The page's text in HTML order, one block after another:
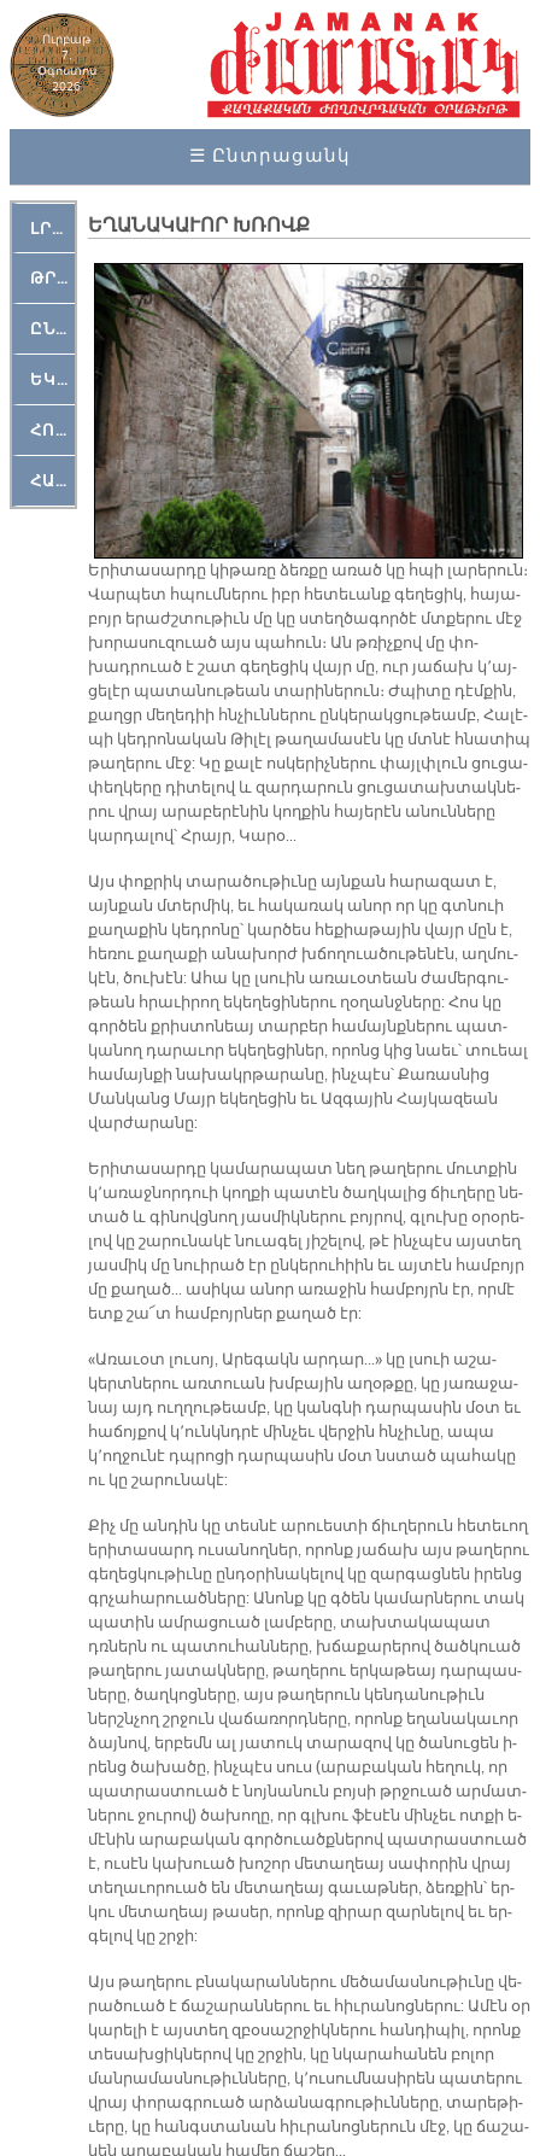
Ուրբաթ
7,
Օգոստոս
2026
☰ Ընտրացանկ
ԼՐԱՀՈՍ
ԹՐՔԱՀԱՅ ԿԵԱՆՔ
ԸՆԿԵՐԱՄՇԱԿՈՒԹԱՅԻՆ
ԵԿԵՂԵՑԱԿԱՆ
ՀՈԳԵՄՏԱՒՈՐ
ՀԱՐԹԱԿ
ԵՂԱՆԱԿԱՒՈՐ ԽՌՈՎՔ
Ե­րի­տա­սար­դը կի­թա­ռը ձեռ­քը ա­ռած կը հպի լա­րե­րուն։
Վար­պետ հպում­նե­րու իբր հե­տե­ւանք գե­ղե­ցիկ, հա­յա­
բոյր ե­րաժշ­տու­թիւն մը կը ստեղ­ծա­գոր­ծէ մտքե­րու մէջ
խո­րա­սու­զուած այս պա­հուն։ Ան թռիչ­քով մը փո­
խադրուած է շատ գե­ղե­ցիկ վայր մը, ուր յա­ճախ կ՚այ­
ցե­լէր պա­տա­նու­թեան տա­րի­նե­րուն։ Ժպի­տը դէմ­քին,
քաղցր մե­ղե­դիի հնչիւն­նե­րու ըն­կե­րակ­ցու­թեամբ, Հա­լէ­
պի կեդ­րո­նա­կան Թի­լէլ թա­ղա­մա­սէն կը մտնէ հնա­տիպ
թա­ղե­րու մէջ: Կը քա­լէ ոս­կե­րիչ­նե­րու փայլփ­լուն ցու­ցա­
փեղ­կե­րը դի­տե­լով և զար­դա­րուն ցու­ցա­տախ­տակ­նե­
րու վրայ ա­րա­բե­րէ­նին կող­քին հա­յե­րէն ա­նուն­նե­րը
կար­դա­լով՝ Հրայր, Կա­րօ...
Այս փոք­րիկ տա­րա­ծու­թիւ­նը այն­քան հա­րա­զատ է,
այն­քան մտեր­միկ, եւ հա­կա­ռակ ա­նոր որ կը գտնուի
քա­ղա­քին կեդ­րո­նը՝ կար­ծես հե­քիա­թա­յին վայր մըն է,
հե­ռու քա­ղա­քի ա­նա­խորժ խճո­ղուա­ծու­թե­նէն, աղ­մու­
կէն, ծու­խէն: Ա­հա կը լսուին ա­ռա­ւօ­տեան ժա­մեր­գու­
թեան հրա­ւի­րող ե­կե­ղե­ցի­նե­րու ղօ­ղանջ­նե­րը: Հոս կը
գոր­ծեն քրիս­տո­նեայ տար­բեր հա­մայնք­նե­րու պատ­
կա­նող դա­րա­ւոր ե­կե­ղե­ցի­ներ, ո­րոնց կից նաեւ՝ տուեալ
հա­մայն­քի նա­խակր­թա­րա­նը, ինչ­պէս՝ Քա­ռաս­նից
Ման­կանց Մայր ե­կե­ղե­ցին եւ Ազ­գա­յին Հայ­կա­զեան
վար­ժա­րա­նը:
Ե­րի­տա­սար­դը կա­մա­րա­պատ նեղ թա­ղե­րու մուտ­քին
կ՚ա­ռաջ­նոր­դուի կող­քի պա­տէն ծաղ­կա­լից ճիւ­ղե­րը նե­
տած և գի­նովց­նող յաս­միկ­նե­րու բոյ­րով, գլու­խը օ­րօ­րե­
լով կը շա­րու­նա­կէ նուա­գել յի­շե­լով, թէ ինչ­պէս այս­տեղ
յաս­միկ մը նուի­րած էր ըն­կե­րու­հիին եւ այ­տէն համ­բոյր
մը քա­ղած... ա­սի­կա ա­նոր ա­ռա­ջին համ­բոյրն էր, որ­մէ
ետք շա՜տ համ­բոյր­ներ քա­ղած էր:
«Ա­ռա­ւօտ լու­սոյ, Ա­րե­գակն ար­դար...» կը լսուի ա­շա­
կերտ­նե­րու առ­տուան խմբա­յին ա­ղօթ­քը, կը յա­ռա­ջա­
նայ այդ ուղ­ղու­թեամբ, կը կանգ­նի դար­պա­սին մօտ եւ
հա­ճոյ­քով կ՚ունկնդ­րէ մինչեւ վեր­ջին հնչիւ­նը, ա­պա
կ՚ող­ջու­նէ դպրո­ցի դար­պա­սին մօտ նստած պա­հա­կը
ու կը շա­րու­նա­կէ:
Քիչ մը ան­դին կը տես­նէ ա­րուես­տի ճիւ­ղե­րուն հետ­եւող
ե­րի­տա­սարդ ու­սա­նող­ներ, ո­րոնք յա­ճախ այս թա­ղե­րու
գե­ղեց­կու­թիւ­նը ըն­դօ­րի­նա­կե­լով կը զար­գաց­նեն ի­րենց
գրչա­հա­րուած­նե­րը: Ա­նոնք կը գծեն կա­մար­նե­րու տակ
պա­տին ամ­րա­ցուած լամ­բե­րը, տախ­տա­կա­պատ
դռներն ու պա­տու­հան­նե­րը, խճա­քա­րե­րով ծած­կուած
թա­ղե­րու յա­տակ­նե­րը, թա­ղե­րու եր­կա­թեայ դար­պաս­
նե­րը, ծաղ­կոց­նե­րը, այս թա­ղե­րուն կեն­դա­նու­թիւն
ներշն­չող շրջուն վա­ճա­ռորդ­նե­րը, ո­րոնք ե­ղա­նա­կա­ւոր
ձայ­նով, եր­բեմն ալ յա­տուկ տա­րա­զով կը ծա­նու­ցեն ի­
րենց ծա­խա­ծը, ինչ­պէս սուս (ա­րա­բա­կան հե­ղուկ, որ
պատ­րաս­տուած է նոյ­նա­նուն բոյ­սի թրջուած ար­մատ­
նե­րու ջու­րով) ծա­խո­ղը, որ գլխու ֆէ­սէն մինչեւ ոտ­քի ե­
մէ­նին ա­րա­բա­կան գործուածք­նե­րով պատ­րաս­տուած
է, ու­սէն կա­խուած խո­շոր մե­տա­ղեայ սա­փո­րին վրայ
տե­ղա­ւո­րուած են մե­տա­ղեայ գա­ւաթ­ներ, ձեռ­քին՝ եր­
կու մե­տա­ղեայ թա­սեր, ո­րոնք զի­րար զար­նե­լով եւ եր­
գե­լով կը շրջի:
Այս թա­ղե­րու բնա­կա­րան­նե­րու մե­ծա­մաս­նու­թիւ­նը վե­
րա­ծուած է ճա­շա­րան­նե­րու եւ հիւ­րա­նոց­նե­րու: Ա­մէն օր
կա­րե­լի է այս­տեղ զբօ­սաշր­ջիկ­նե­րու հան­դի­պիլ, ո­րոնք
տե­սախ­ցիկ­նե­րով կը շրջին, կը նկա­րա­հա­նեն բո­լոր
ման­րա­մաս­նու­թիւն­նե­րը, կ՚ու­սում­նա­սի­րեն պա­տե­րու
վրայ փո­րագրուած ար­ձա­նագ­րու­թիւն­նե­րը, տա­րե­թի­
ւե­րը, կը հանգս­տա­նան հիւ­րա­նոց­նե­րուն մէջ, կը ճա­շա­
կեն ա­րա­բա­կան հա­մեղ ճա­շեր...